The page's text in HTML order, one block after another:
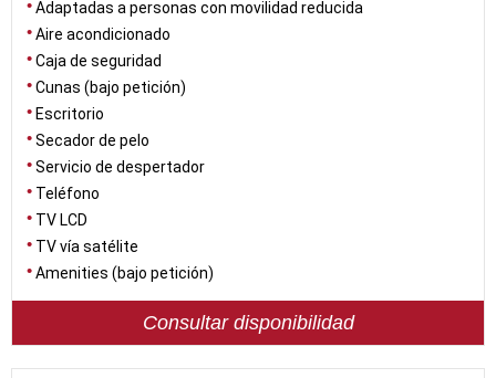
Adaptadas a personas con movilidad reducida
Aire acondicionado
Caja de seguridad
Cunas (bajo petición)
Escritorio
Secador de pelo
Servicio de despertador
Teléfono
TV LCD
TV vía satélite
Amenities (bajo petición)
Consultar disponibilidad